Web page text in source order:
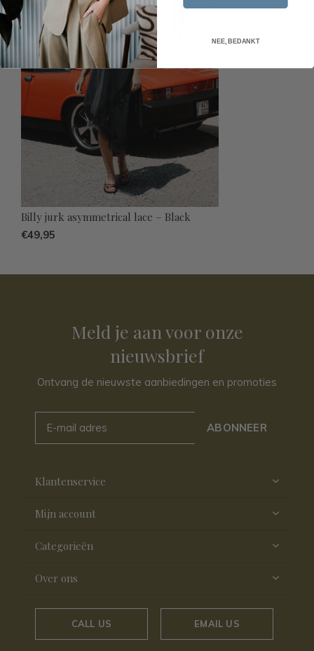
Billy jurk asymmetrical lace – Black
€49,95
Meld je aan voor onze
nieuwsbrief
Ontvang de nieuwste aanbiedingen en promoties
ABONNEER
Klantenservice
Mijn account
Categorieën
Over ons
CALL US EMAIL US
NEE, BEDANKT